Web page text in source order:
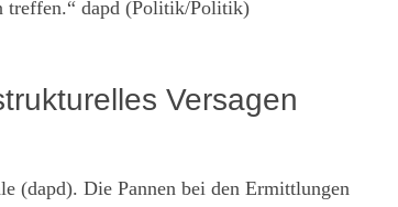
treffen.“ dapd (Politik/Politik)
Versagen
(dapd). Die Pannen bei den Ermittlungen